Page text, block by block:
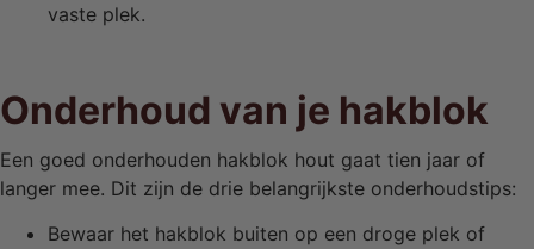
vaste plek.
Onderhoud van je hakblok
Een goed onderhouden hakblok hout gaat tien jaar of
langer mee. Dit zijn de drie belangrijkste onderhoudstips:
Bewaar het hakblok buiten op een droge plek of